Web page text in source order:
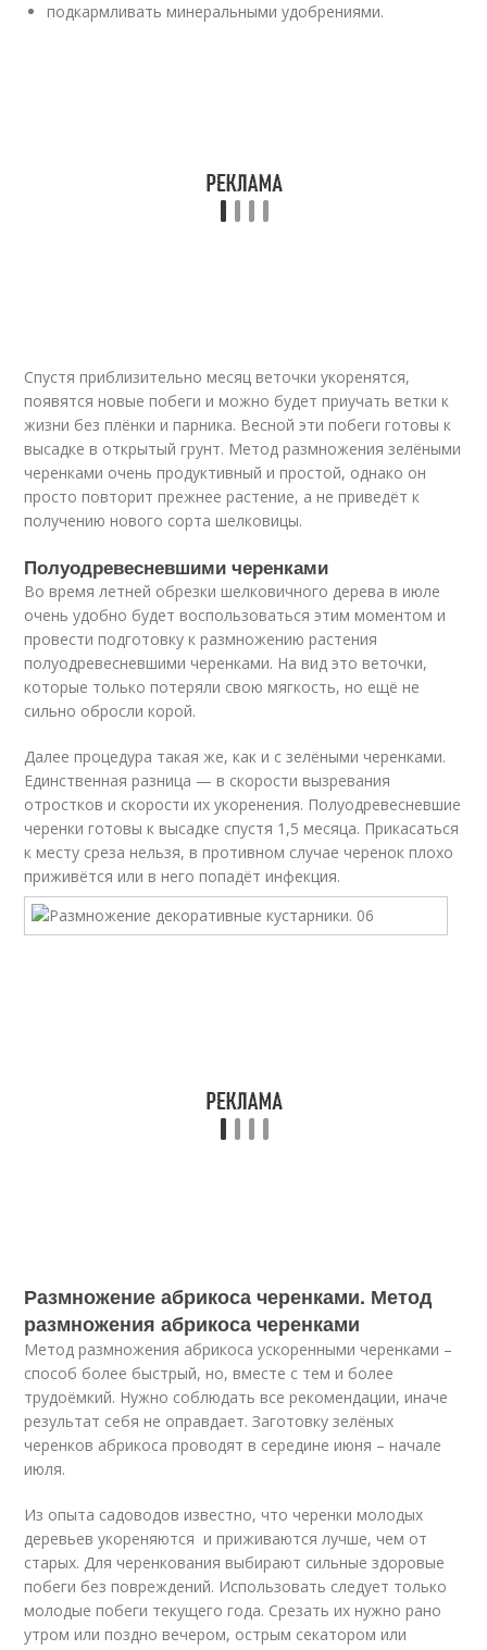
подкармливать минеральными удобрениями.
Спустя приблизительно месяц веточки укоренятся,
появятся новые побеги и можно будет приучать ветки к
жизни без плёнки и парника. Весной эти побеги готовы к
высадке в открытый грунт. Метод размножения зелёными
черенками очень продуктивный и простой, однако он
просто повторит прежнее растение, а не приведёт к
получению нового сорта шелковицы.
Полуодревесневшими черенками
Во время летней обрезки шелковичного дерева в июле
очень удобно будет воспользоваться этим моментом и
провести подготовку к размножению растения
полуодревесневшими черенками. На вид это веточки,
которые только потеряли свою мягкость, но ещё не
сильно обросли корой.
Далее процедура такая же, как и с зелёными черенками.
Единственная разница — в скорости вызревания
отростков и скорости их укоренения. Полуодревесневшие
черенки готовы к высадке спустя 1,5 месяца. Прикасаться
к месту среза нельзя, в противном случае черенок плохо
приживётся или в него попадёт инфекция.
Размножение абрикоса черенками. Метод
размножения абрикоса черенками
Метод размножения абрикоса ускоренными черенками –
способ более быстрый, но, вместе с тем и более
трудоёмкий. Нужно соблюдать все рекомендации, иначе
результат себя не оправдает. Заготовку зелёных
черенков абрикоса проводят в середине июня – начале
июля.
Из опыта садоводов известно, что черенки молодых
деревьев укореняются и приживаются лучше, чем от
старых. Для черенкования выбирают сильные здоровые
побеги без повреждений. Использовать следует только
молодые побеги текущего года. Срезать их нужно рано
утром или поздно вечером, острым секатором или